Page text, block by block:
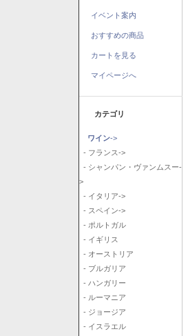
イベント案内
おすすめの商品
カートを見る
マイページへ
カテゴリ
ワイン->
- フランス->
- シャンパン・ヴァンムスー-
>
- イタリア->
- スペイン->
- ポルトガル
- イギリス
- オーストリア
- ブルガリア
- ハンガリー
- ルーマニア
- ジョージア
- イスラエル